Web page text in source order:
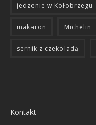
jedzenie w Kołobrzegu
makaron Michelin
sernik z czekoladą
Kontakt